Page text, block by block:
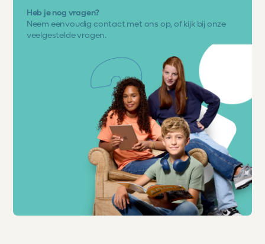
Heb je nog vragen?
Neem eenvoudig contact met ons op, of kijk bij onze
veelgestelde vragen.